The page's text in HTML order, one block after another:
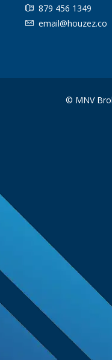
879 456 1349
email@houzez.co
© MNV